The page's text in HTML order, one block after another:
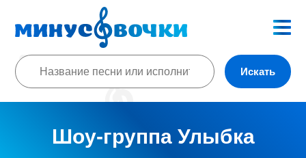
Искать
Шоу-группа Улыбка